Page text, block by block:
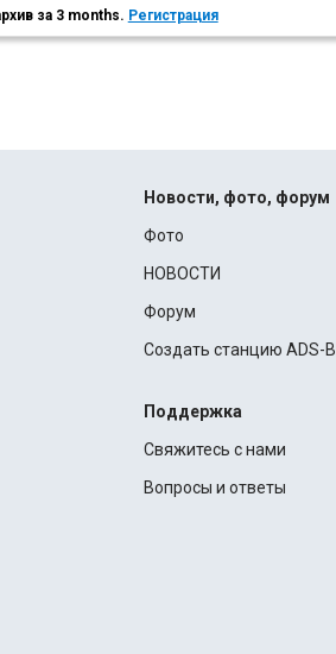
за 3 months. Регистрация
Новости, фото, форум
Фото
НОВОСТИ
Форум
Создать станцию ADS-B
Поддержка
Свяжитесь с нами
Вопросы и ответы